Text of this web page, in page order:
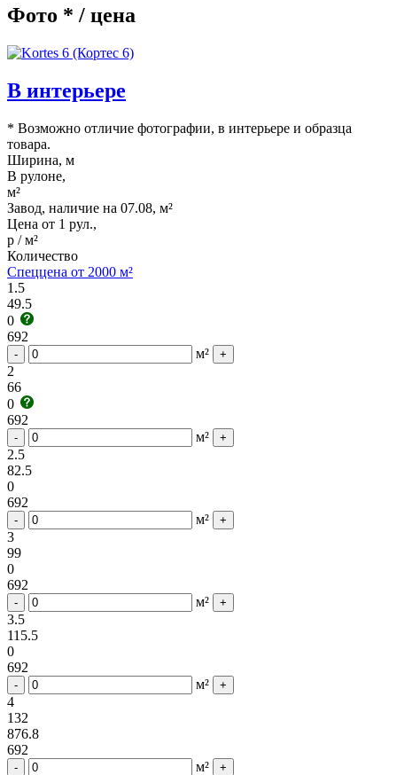
Фото * / цена
В интерьере
* Возможно отличие фотографии, в интерьере и образца
товара.
Ширина, м
В рулоне,
м²
Завод, наличие на 07.08, м²
Цена от 1 рул.,
р / м²
Количество
Спеццена от 2000 м²
1.5
49.5
0
692
- м² +
2
66
0
692
- м² +
2.5
82.5
0
692
- м² +
3
99
0
692
- м² +
3.5
115.5
0
692
- м² +
4
132
876.8
692
- м² +